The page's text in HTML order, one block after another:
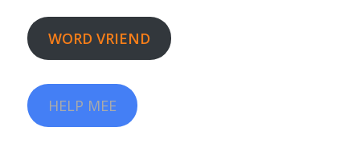
WORD VRIEND
HELP MEE